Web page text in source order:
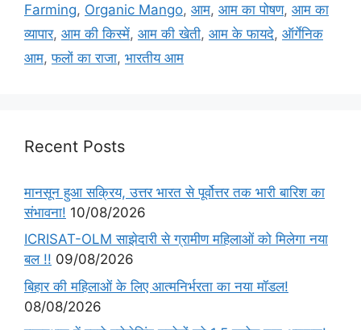
Farming, Organic Mango, आम, आम का पोषण, आम का
व्यापार, आम की किस्में, आम की खेती, आम के फायदे, ऑर्गेनिक
आम,फलों का राजा, भारतीय आम
Recent Posts
मानसून हुआ सक्रिय, उत्तर भारत से पूर्वोत्तर तक भारी बारिश का
संभावना! 10/08/2026
ICRISAT-OLM साझेदारी से ग्रामीण महिलाओं को मिलेगा नया
बल !! 09/08/2026
बिहार की महिलाओं के लिए आत्मनिर्भरता का नया मॉडल!
08/08/2026